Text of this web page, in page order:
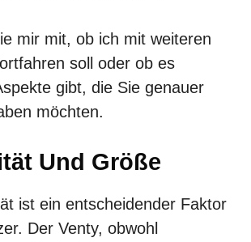
mir mit, ob ich mit weiteren
soll oder ob es
gibt, die Sie genauer
möchten.
Und Größe
ist ein entscheidender Faktor
Der Venty, obwohl